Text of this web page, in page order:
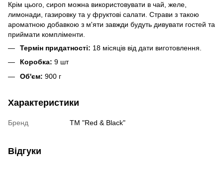
Крім цього, сироп можна використовувати в чай, желе,
лимонади, газировку та у фруктові салати. Страви з такою
ароматною добавкою з м'яти завжди будуть дивувати гостей та
приймати компліменти.
Термін придатності: 18 місяців від дати виготовлення.
Коробка: 9 шт
Об'єм: 900 г
Характеристики
Бренд ТМ "Red & Black"
Відгуки